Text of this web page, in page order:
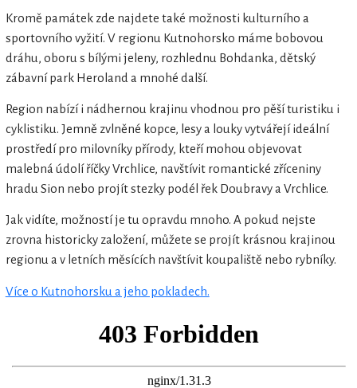
Kromě památek zde najdete také možnosti kulturního a
sportovního vyžití. V regionu Kutnohorsko máme bobovou
dráhu, oboru s bílými jeleny, rozhlednu Bohdanka, dětský
zábavní park Heroland a mnohé další.
Region nabízí i nádhernou krajinu vhodnou pro pěší turistiku i
cyklistiku. Jemně zvlněné kopce, lesy a louky vytvářejí ideální
prostředí pro milovníky přírody, kteří mohou objevovat
malebná údolí říčky Vrchlice, navštívit romantické zříceniny
hradu Sion nebo projít stezky podél řek Doubravy a Vrchlice.
Jak vidíte, možností je tu opravdu mnoho. A pokud nejste
zrovna historicky založení, můžete se projít krásnou krajinou
regionu a v letních měsících navštívit koupaliště nebo rybníky.
Více o Kutnohorsku a jeho pokladech.